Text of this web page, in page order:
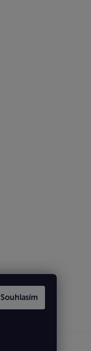
Souhlasím